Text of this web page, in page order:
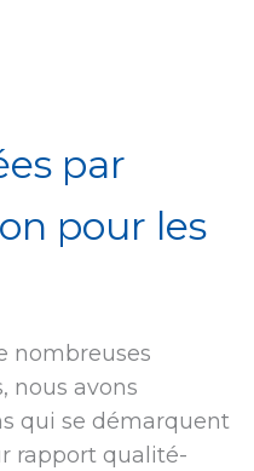
par
pour les
nombreuses
nous avons
qui se démarquent
rapport qualité-